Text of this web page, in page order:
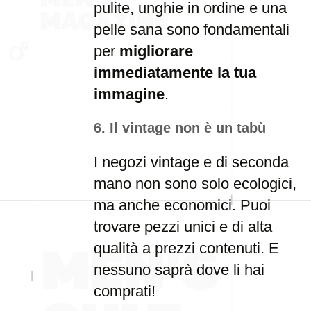
pulite, unghie in ordine e una
pelle sana sono fondamentali
per migliorare
immediatamente la tua
immagine.
6. Il vintage non è un tabù
I negozi vintage e di seconda
mano non sono solo ecologici,
ma anche economici. Puoi
trovare pezzi unici e di alta
qualità a prezzi contenuti. E
nessuno saprà dove li hai
comprati!